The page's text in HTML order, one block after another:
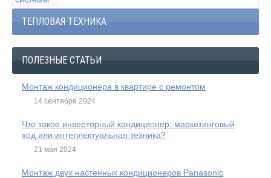
ТЕПЛОВАЯ ТЕХНИКА
ПОЛЕЗНЫЕ СТАТЬИ
Монтаж кондиционера в квартире с ремонтом
14 сентября 2024
Что такое инверторный кондиционер: маркетинговый
ход или интеллектуальная техника?
21 мая 2024
Монтаж двух настенных кондиционеров Panasonic